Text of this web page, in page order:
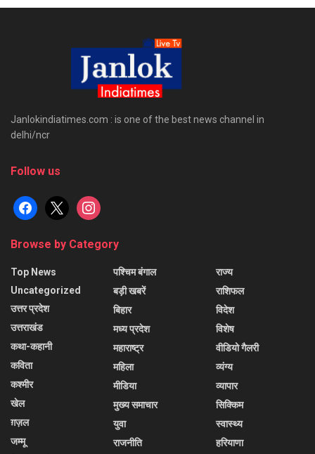
Janlokindiatimes.com : is one of the best news channel in
delhi/ncr
Follow us
facebook
x instagram
Browse by Category
Top News
Uncategorized
उत्तर प्रदेश
उत्तराखंड
कथा-कहानी
कविता
कश्मीर
खेल
ग़ज़ल
जम्मू
पश्चिम बंगाल
बड़ी खबरें
बिहार
मध्य प्रदेश
महाराष्ट्र
महिला
मीडिया
मुख्य समाचार
युवा
राजनीति
राज्य
राशिफल
विदेश
विशेष
वीडियो गैलरी
व्यंग्य
व्यापार
सिक्किम
स्वास्थ्य
हरियाणा